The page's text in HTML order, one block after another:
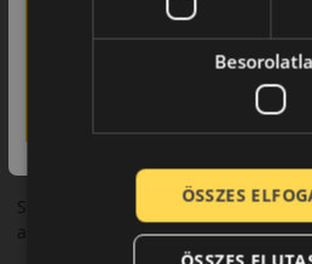
Rövid fékút, stabil kanyarvétel és
Komfort és zajszint
Sportos karaktere ellenére is magas
alacsony zajszintet kínál.
ÖSSZES